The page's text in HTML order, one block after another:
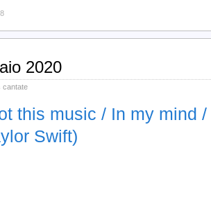
2020
cantate
this music / In my mind /
Swift)